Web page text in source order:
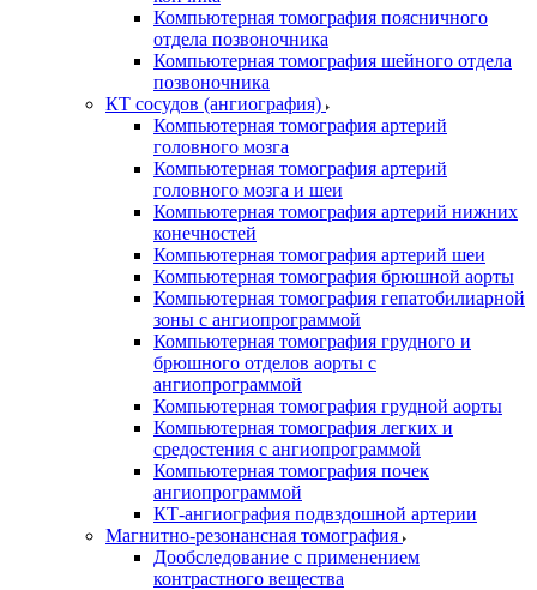
Компьютерная томография поясничного
отдела позвоночника
Компьютерная томография шейного отдела
позвоночника
КТ сосудов (ангиография)
Компьютерная томография артерий
головного мозга
Компьютерная томография артерий
головного мозга и шеи
Компьютерная томография артерий нижних
конечностей
Компьютерная томография артерий шеи
Компьютерная томография брюшной аорты
Компьютерная томография гепатобилиарной
зоны с ангиопрограммой
Компьютерная томография грудного и
брюшного отделов аорты с
ангиопрограммой
Компьютерная томография грудной аорты
Компьютерная томография легких и
средостения с ангиопрограммой
Компьютерная томография почек
ангиопрограммой
КТ-ангиография подвздошной артерии
Магнитно-резонансная томография
Дообследование с применением
контрастного вещества